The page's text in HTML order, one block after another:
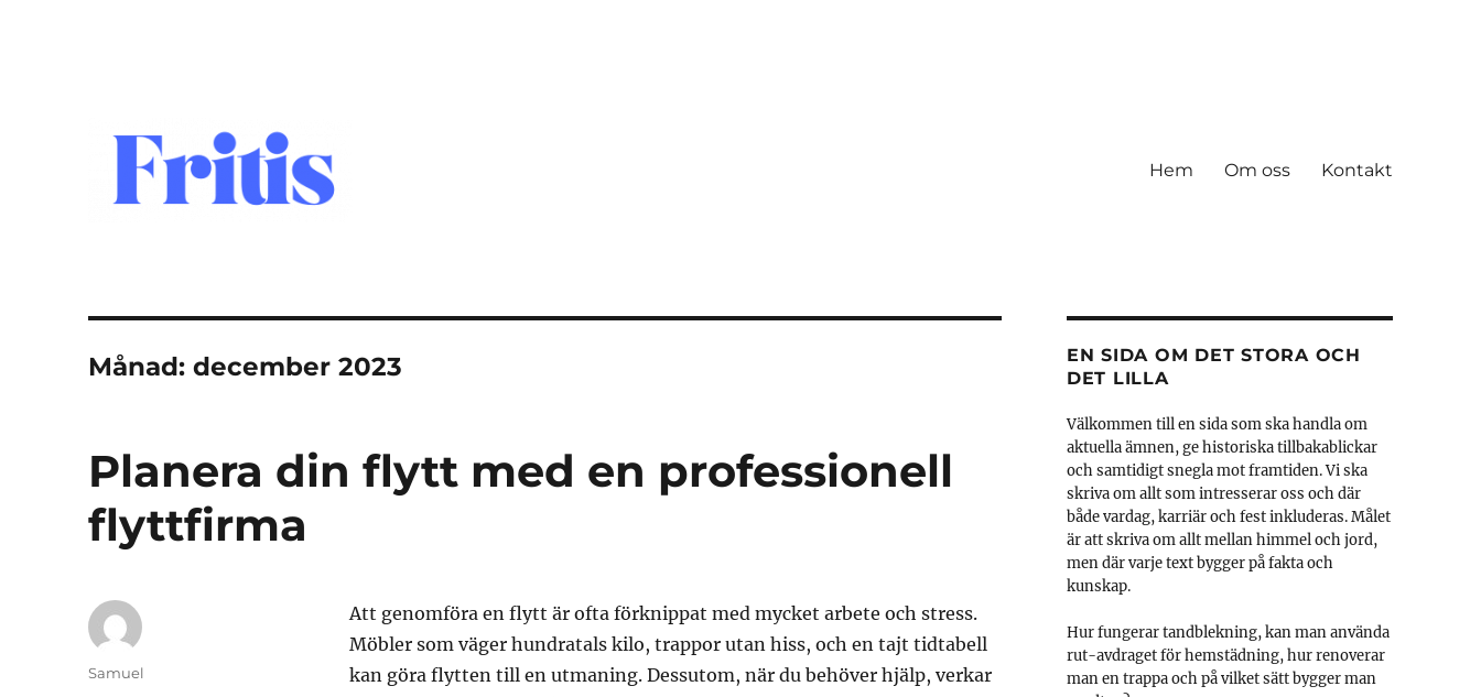
Hem Om oss Kontakt
Månad:december 2023
Planera din flytt med en professionell
flyttfirma
Att genomföra en flytt är ofta förknippat med mycket arbete och stress.
Möbler som väger hundratals kilo, trappor utan hiss, och en tajt tidtabell
kan göra flytten till en utmaning. Dessutom, när du behöver hjälp, verkar
Författare
Samuel
EN SIDA OM DET STORA OCH
DET LILLA
Välkommen till en sida som ska handla om
aktuella ämnen, ge historiska tillbakablickar
och samtidigt snegla mot framtiden. Vi ska
skriva om allt som intresserar oss och där
både vardag, karriär och fest inkluderas. Målet
är att skriva om allt mellan himmel och jord,
men där varje text bygger på fakta och
kunskap.
Hur fungerar tandblekning, kan man använda
rut-avdraget för hemstädning, hur renoverar
man en trappa och på vilket sätt bygger man